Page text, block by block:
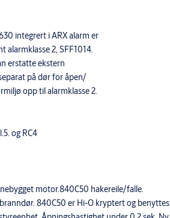
integrert i ARX alarm er
alarmklasse 2, SFF1014.
erstatte ekstern
på dør for åpen/
opp til alarmklasse 2.
og RC4
motor.840C50 hakereile/falle.
840C50 er Hi-O kryptert og benyttes